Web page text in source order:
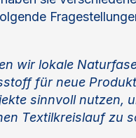
wir lokale
für neue
sinnvoll nutzen,
Textilkreislauf zu